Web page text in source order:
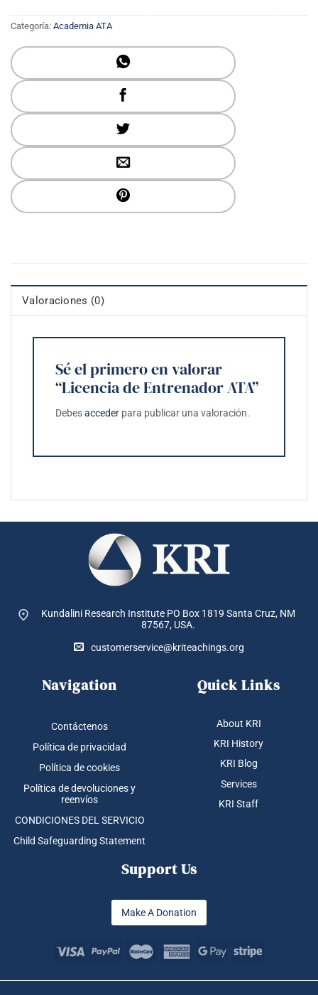
Categoría: Academia ATA
Valoraciones (0)
Sé el primero en valorar
“Licencia de Entrenador ATA”
Debesacceder para publicar una valoración.
Kundalini Research Institute PO Box 1819 Santa Cruz, NM
87567, USA.
customerservice@kriteachings.org
Navigation
Contáctenos
Política de privacidad
Política de cookies
Política de devoluciones y
reenvíos
CONDICIONES DEL SERVICIO
Child Safeguarding Statement
Quick Links
About KRI
KRI History
KRI Blog
Services
KRI Staff
Support Us
Make A Donation